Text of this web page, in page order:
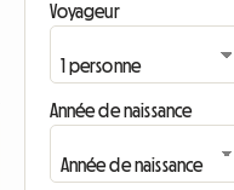
Voyageur
Année de naissance